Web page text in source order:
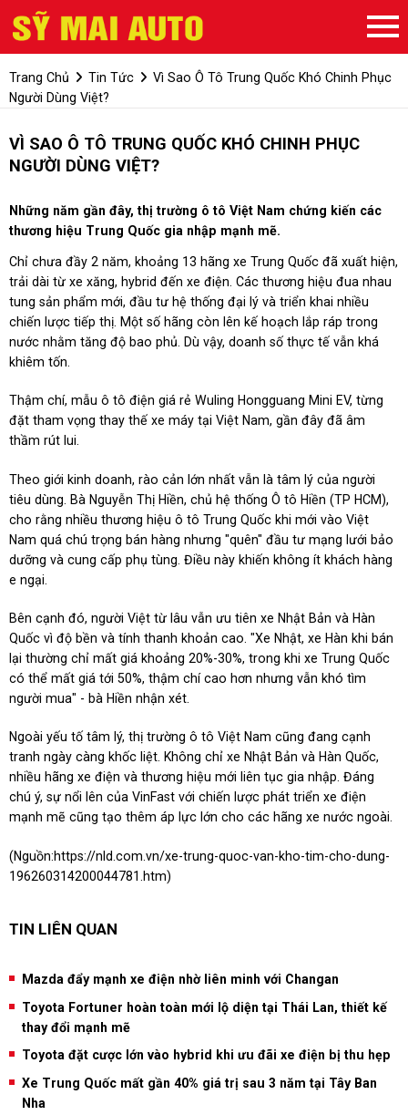
Trang Chủ Tin Tức
Vì Sao Ô Tô Trung Quốc Khó Chinh Phục
Người Dùng Việt?
VÌ SAO Ô TÔ TRUNG QUỐC KHÓ CHINH PHỤC
NGƯỜI DÙNG VIỆT?
Những năm gần đây, thị trường ô tô Việt Nam chứng kiến các
thương hiệu Trung Quốc gia nhập mạnh mẽ.
Chỉ chưa đầy 2 năm, khoảng 13 hãng xe Trung Quốc đã xuất hiện,
trải dài từ xe xăng, hybrid đến xe điện. Các thương hiệu đua nhau
tung sản phẩm mới, đầu tư hệ thống đại lý và triển khai nhiều
chiến lược tiếp thị. Một số hãng còn lên kế hoạch lắp ráp trong
nước nhằm tăng độ bao phủ. Dù vậy, doanh số thực tế vẫn khá
khiêm tốn.
Thậm chí, mẫu ô tô điện giá rẻ Wuling Hongguang Mini EV, từng
đặt tham vọng thay thế xe máy tại Việt Nam, gần đây đã âm
thầm rút lui.
Theo giới kinh doanh, rào cản lớn nhất vẫn là tâm lý của người
tiêu dùng. Bà Nguyễn Thị Hiền, chủ hệ thống Ô tô Hiền (TP HCM),
cho rằng nhiều thương hiệu ô tô Trung Quốc khi mới vào Việt
Nam quá chú trọng bán hàng nhưng "quên" đầu tư mạng lưới bảo
dưỡng và cung cấp phụ tùng. Điều này khiến không ít khách hàng
e ngại.
Bên cạnh đó, người Việt từ lâu vẫn ưu tiên xe Nhật Bản và Hàn
Quốc vì độ bền và tính thanh khoản cao. "Xe Nhật, xe Hàn khi bán
lại thường chỉ mất giá khoảng 20%-30%, trong khi xe Trung Quốc
có thể mất giá tới 50%, thậm chí cao hơn nhưng vẫn khó tìm
người mua" - bà Hiền nhận xét.
Ngoài yếu tố tâm lý, thị trường ô tô Việt Nam cũng đang cạnh
tranh ngày càng khốc liệt. Không chỉ xe Nhật Bản và Hàn Quốc,
nhiều hãng xe điện và thương hiệu mới liên tục gia nhập. Đáng
chú ý, sự nổi lên của VinFast với chiến lược phát triển xe điện
mạnh mẽ cũng tạo thêm áp lực lớn cho các hãng xe nước ngoài.
(Nguồn:https://nld.com.vn/xe-trung-quoc-van-kho-tim-cho-dung-
196260314200044781.htm)
TIN LIÊN QUAN
Mazda đẩy mạnh xe điện nhờ liên minh với Changan
Toyota Fortuner hoàn toàn mới lộ diện tại Thái Lan, thiết kế
thay đổi mạnh mẽ
Toyota đặt cược lớn vào hybrid khi ưu đãi xe điện bị thu hẹp
Xe Trung Quốc mất gần 40% giá trị sau 3 năm tại Tây Ban
Nha